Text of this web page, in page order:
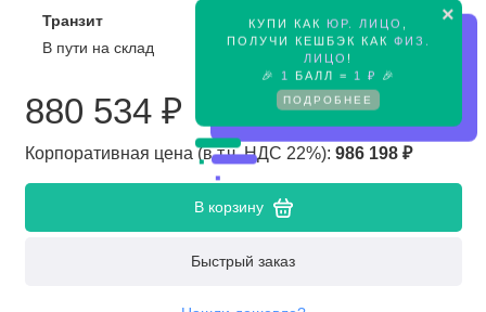
×
КУПИ КАК ЮР. ЛИЦО
ПОЛУЧИ КЕШБЭК КАК ФИЗ.
ЛИЦО !
🎉 1 БАЛЛ = 1 ₽ 🎉
ПОДРОБНЕЕ
Транзит
Предзаказ
В пути на склад
880 534 ₽
Корпоративная цена (в т.ч. НДС 22%): 986 198 ₽
В корзину
Быстрый заказ